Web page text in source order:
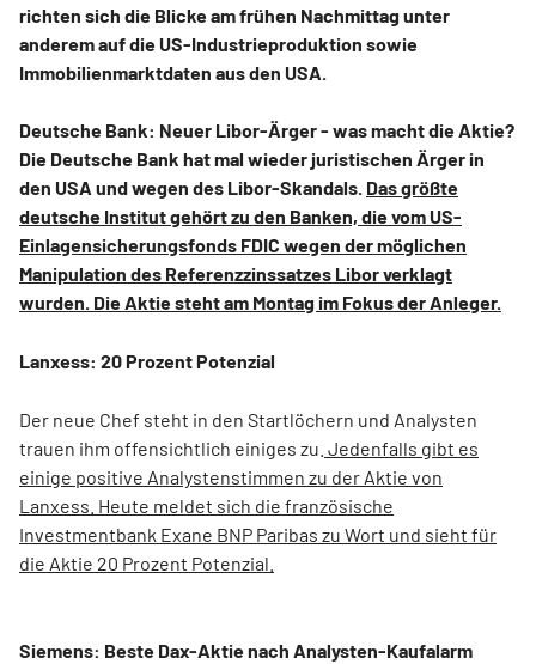
richten sich die Blicke am frühen Nachmittag unter
anderem auf die US-Industrieproduktion sowie
Immobilienmarktdaten aus den USA.
Deutsche Bank: Neuer Libor-Ärger - was macht die Aktie?
Die Deutsche Bank hat mal wieder juristischen Ärger in
den USA und wegen des Libor-Skandals. Das größte
deutsche Institut gehört zu den Banken, die vom US-
Einlagensicherungsfonds FDIC wegen der möglichen
Manipulation des Referenzzinssatzes Libor verklagt
wurden. Die Aktie steht am Montag im Fokus der Anleger.
Lanxess: 20 Prozent Potenzial
Der neue Chef steht in den Startlöchern und Analysten
trauen ihm offensichtlich einiges zu. Jedenfalls gibt es
einige positive Analystenstimmen zu der Aktie von
Lanxess. Heute meldet sich die französische
Investmentbank Exane BNP Paribas zu Wort und sieht für
die Aktie 20 Prozent Potenzial.
Siemens: Beste Dax-Aktie nach Analysten-Kaufalarm